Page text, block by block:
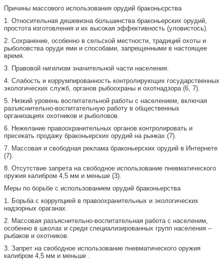
Причины массового использования орудий браконьєрства
1. Относительная дешевизна большинства браконьерских орудий,
простота изготовления и их высокая эффективность (уловистось).
2. Сохранение, особенно в сельской местности, традиций охоты и
рыболовства оруди ями и способами, запрещенными в настоящее
время.
3. Правовой нигилизм значительной части населения.
4. Слабость и коррумпированность контролирующих государственных
экологических служб, органов рыбоохраны и охотнадзора (6, 7).
5. Низкий уровень воспитательной работы с населением, включая
разъяснительно-воспитательную работу в общественных
организациях охотников и рыболовов.
6. Нежелание правоохранительных органов контролировать и
пресекать продажу браконьерских орудий на рынках (7).
7. Массовая и свободная реклама браконьерских орудий в Интернете
(7).
8. Отсутствие запрета на свободное использование пневматического
оружия калибром 4,5 мм и меньше (3).
Меры по борьбе с использованием орудий браконьерства
1. Борьба с коррупцией в правоохранительных и экологических
надзорных ораганах.
2. Массовая разъяснительно-воспитательная работа с населеним,
особенно в школах и среди специализированных групп населения –
рыбаков и охотников.
3. Запрет на свободное использование пневматического оружия
калибром 4,5 мм и меньше .